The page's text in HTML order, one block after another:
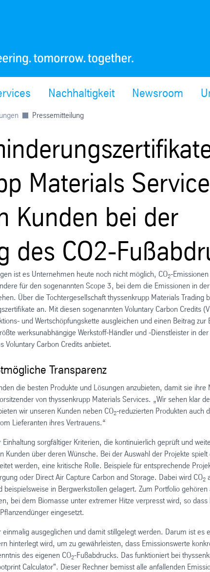
Nachhaltigkeit Newsroom
Pressemitteilung
Materials
Kunden bei der
des CO2-
ist es Unternehmen heute noch nicht möglich, CO2-
für den sogenannten Scope 3, bei dem die Emissionen in
Über die Tochtergesellschaft thyssenkrupp Materials Trading
an. Mit diesen sogenannten Voluntary Carbon Credits
und Wertschöpfungskette ausgleichen und einen Beitrag zur
werksunabhängige Werkstoff-Händler und -Dienstleister in
Voluntary Carbon Credits anbietet.
Transparenz
die besten Produkte und Lösungen anzubieten, damit sie ihre
von thyssenkrupp Materials Services. „Wir sehen klar
wir unseren Kunden neben CO2-reduzierten Produkten auch
Lieferanten ihres Vertrauens.“
sorgfältiger Kriterien, die kontinuierlich geprüft und
Kunden über deren Wünsche. Bei der Auswahl der Projekte
werden, eine kritische Rolle. Beispiele für entsprechende
oder Direct Air Capture Carbon and Storage. Dabei wird CO2
beispielsweise in Bergwerkstollen gelagert. Zum Portfolio
bei dem Biomasse unter extremer Hitze verpresst wird, so dass
eingesetzt.
ausgeglichen und damit stillgelegt werden. Darum ist es
hinterlegt wird, um zu gewährleisten, dass Emissionswerte
des eigenen CO2-Fußabdrucks. Das funktioniert bei
Calculator". Dieser Rechner bemisst alle anfallenden